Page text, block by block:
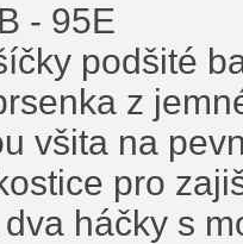
- 95E
podšité
z
všita na
pro
háčky s